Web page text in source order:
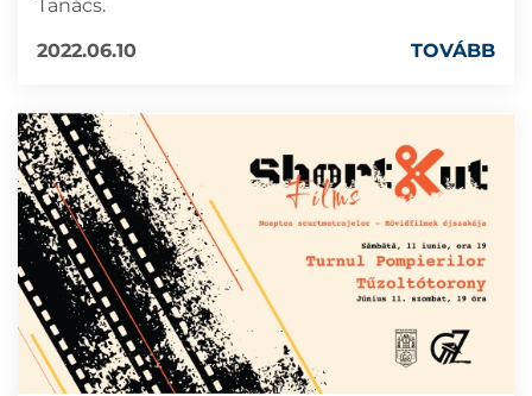
Tanács.
2022.06.10
TOVÁBB